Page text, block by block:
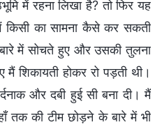
में रहना लिखा है? तो फिर यह
किसी का सामना कैसे कर सकती
में सोचते हुए और उसकी तुलना
शिकायती होकर रो पड़ती थी।
और दबी हुई सी बना दी। मैं
तक की टीम छोड़ने के बारे में भी